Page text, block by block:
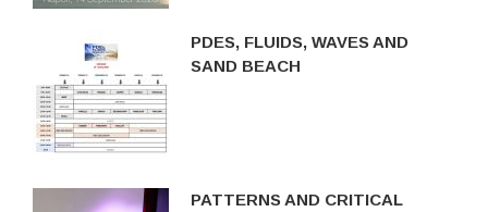
PDES, FLUIDS, WAVES AND
SAND BEACH
PATTERNS AND CRITICAL